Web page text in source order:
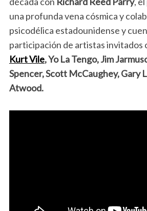
una profunda vena cósmica y
psicodélica estadounidense y
participación de artistas invitados
Kurt Vile, Yo La Tengo, Jim
Spencer, Scott McCaughey, Gary
Atwood.